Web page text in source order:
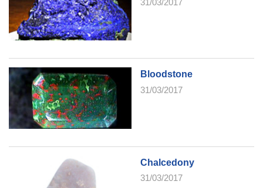
31/03/2017
Bloodstone
31/03/2017
Chalcedony
31/03/2017